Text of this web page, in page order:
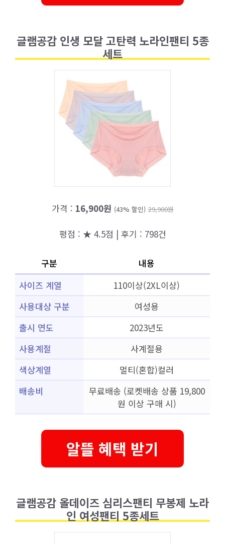
글램공감 인생 모달 고탄력 노라인팬티 5종
세트
가격 : 16,900원 (43% 할인) 29,900원
평점 : ★ 4.5점 | 후기 : 798건
구분
내용
사이즈 계열
110이상(2XL이상)
사용대상 구분
여성용
출시 연도
2023년도
사용계절
사계절용
색상계열
멀티(혼합)컬러
배송비
무료배송 (로켓배송 상품 19,800
원 이상 구매 시)
알뜰 혜택 받기
글램공감 올데이즈 심리스팬티 무봉제 노라
인 여성팬티 5종세트